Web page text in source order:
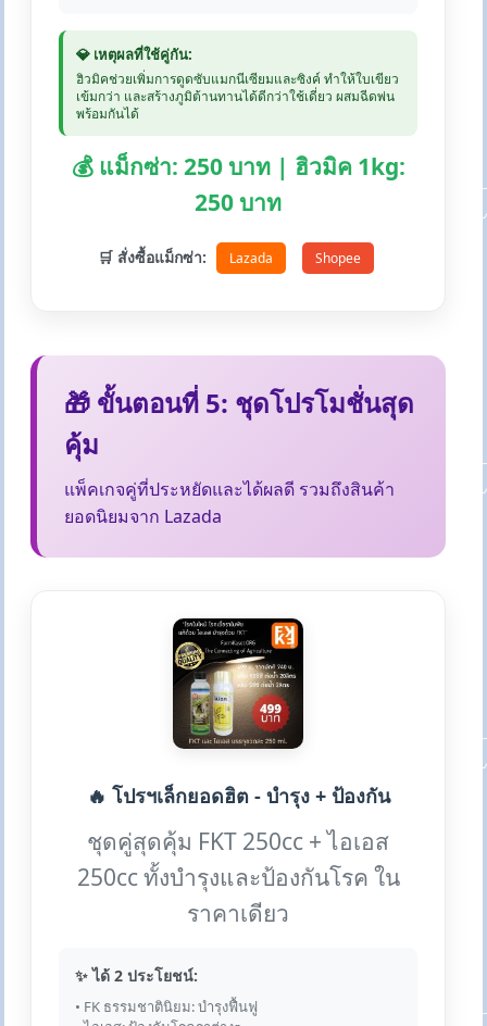
💎 เหตุผลที่ใช้คู่กัน:
ฮิวมิคช่วยเพิ่มการดูดซับแมกนีเซียมและซิงค์ ทำให้ใบเขียว
เข้มกว่า และสร้างภูมิต้านทานได้ดีกว่าใช้เดี่ยว ผสมฉีดพ่น
พร้อมกันได้
💰 แม็กซ่า: 250 บาท | ฮิวมิค 1kg:
250 บาท
🛒 สั่งซื้อแม็กซ่า: Lazada Shopee
🎁 ขั้นตอนที่ 5: ชุดโปรโมชั่นสุด
คุ้ม
แพ็คเกจคู่ที่ประหยัดและได้ผลดี รวมถึงสินค้า
ยอดนิยมจาก Lazada
🔥 โปรฯเล็กยอดฮิต - บำรุง + ป้องกัน
ชุดคู่สุดคุ้ม FKT 250cc + ไอเอส
250cc ทั้งบำรุงและป้องกันโรค ใน
ราคาเดียว
✨ ได้ 2 ประโยชน์:
• FK ธรรมชาตินิยม: บำรุงฟื้นฟู